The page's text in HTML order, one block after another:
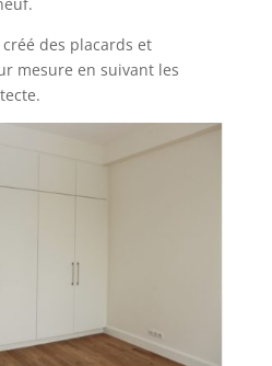
des placards et
mesure en suivant les